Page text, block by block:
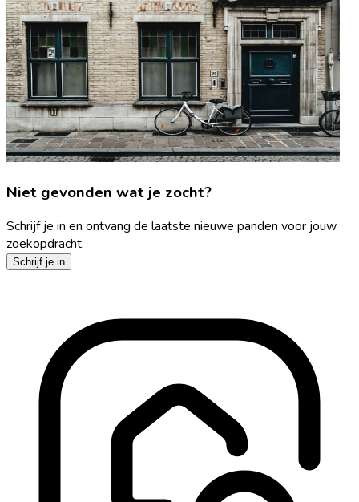
Niet gevonden wat je zocht?
Schrijf je in en ontvang de laatste nieuwe panden voor jouw
zoekopdracht.
Schrijf je in